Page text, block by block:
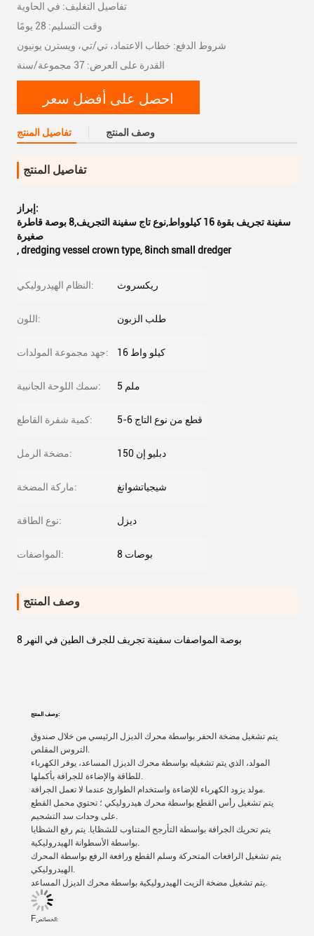
تفاصيل التغليف: في الحاوية
وقت التسليم: 28 يومًا
شروط الدفع: خطاب الاعتماد، تي/تي، ويسترن يونيون
القدرة على العرض: 37 مجموعة/سنة
احصل على أفضل سعر
تفاصيل المنتج وصف المنتج
تفاصيل المنتج
إبراز:
سفينة تجريف بقوة 16 كيلوواط,نوع تاج سفينة التجريف,8 بوصة قاطرة
صغيرة
,dredging vessel crown type,8inch small dredger
النظام الهيدروليكي: ريكسروث
اللون: طلب الزبون
جهد مجموعة المولدات: 16 كيلو واط
سمك اللوحة الجانبية: 5 ملم
كمية شفرة القاطع: 5-6 قطع من نوع التاج
مضخة الرمل: دبليو إن 150
ماركة المضخة: شيجياتشوانغ
نوع الطاقة: ديزل
المواصفات: 8 بوصات
وصف المنتج
8 بوصة المواصفات سفينة تجريف للجرف الطين في النهر
وصف المنتج:
يتم تشغيل مضخة الحفر بواسطة محرك الديزل الرئيسي من خلال صندوق
التروس المقلص.
المولد، الذي يتم تشغيله بواسطة محرك الديزل المساعد، يوفر الكهرباء
للطاقة والإضاءة للجرافة بأكملها.
مولد يزود الكهرباء للإضاءة واستخدام الطوارئ عندما لا تعمل الجرافة.
يتم تشغيل رأس القطع بواسطة محرك هيدروليكي ؛ تحتوي محمل القطع
على وحدات سد التشحيم.
يتم تحريك الجرافة بواسطة التأرجح المتناوب للشظايا. يتم رفع الشظايا
بواسطة الأسطوانة الهيدروليكية.
يتم تشغيل الرافعات المتحركة وسلم القطع ورافعة الرفع بواسطة المحرك
الهيدروليكي.
يتم تشغيل مضخة الزيت الهيدروليكية بواسطة محرك الديزل المساعد.
F الخصائص: